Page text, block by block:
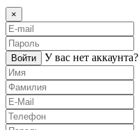
×
Войти У вас нет аккаунта?